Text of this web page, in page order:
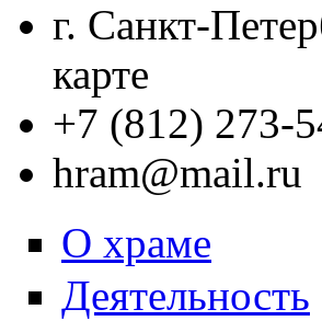
г. Санкт-
карте
+7 (812) 273-
hram@mail.ru
О храме
Деятельность